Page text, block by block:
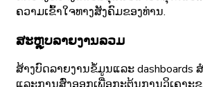
ຄວາມເຂົ້າໃຈທາງສັງຄົມຂອງທ່ານ.
ສະຫຼຸບລາຍງານລວມ
ສ້າງບົດລາຍງານຂໍ້ມູນແລະ dashboards
ແລະການສົ່ງອອກເພື່ອກະຕຸ້ນການວິເຄາະ